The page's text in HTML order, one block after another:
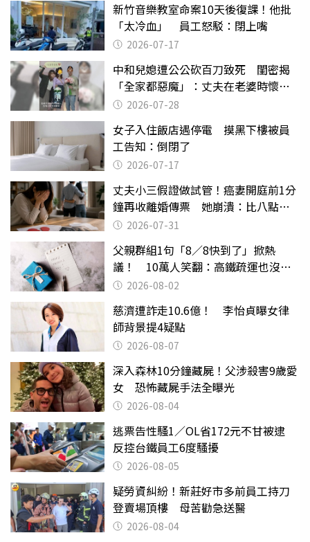
新竹音樂教室命案10天後復課！他批
「太冷血」 員工怒駁：閉上嘴
2026-07-17
中和兒媳遭公公砍百刀致死 閨密揭
「全家都惡魔」：丈夫在老婆時懷孕
摔東西
2026-07-28
女子入住飯店遇停電 摸黑下樓被員
工告知：倒閉了
2026-07-17
丈夫小三假證做試管！癌妻開庭前1分
鐘再收離婚傳票 她崩潰：比八點檔
還扯2026-07-31
父親群組1句「8／8快到了」掀熱
議！ 10萬人笑翻：高鐵疏運也沒列
父親節
2026-08-02
慈濟遭詐走10.6億！ 李怡貞曝女律
師背景提4疑點
2026-08-07
深入森林10分鐘藏屍！父涉殺害9歲愛
女 恐怖藏屍手法全曝光
2026-08-04
逃票告性騷1／OL省172元不甘被逮
反控台鐵員工6度騷擾
2026-08-05
疑勞資糾紛！新莊好市多前員工持刀
登賣場頂樓 母苦勸急送醫
2026-08-04